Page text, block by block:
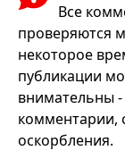
Все
проверяются
некоторое
публикации
внимательны
комментарии,
оскорбления.